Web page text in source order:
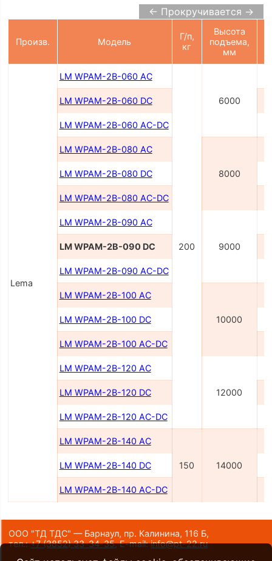
← Прокручивается →
Произв. Модель
Г/п,
кг
Высота
подъема,
мм
Lema
LM WPAM-2B-060 AC
200
6000
LM WPAM-2B-060 DC
LM WPAM-2B-060 AC-DC
LM WPAM-2В-080 AC
8000
LM WPAM-2B-080 DC
LM WPAM-2B-080 AC-DC
LM WPAM-2В-090 AC
9000
LM WPAM-2B-090 DC
LM WPAM-2B-090 AC-DC
LM WPAM-2B-100 AC
10000
LM WPAM-2B-100 DC
LM WPAM-2B-100 AC-DC
LM WPAM-2B-120 AC
12000
LM WPAM-2B-120 DC
LM WPAM-2B-120 AC-DC
LM WPAM-2B-140 AC
150 14000
LM WPAM-2B-140 DC
LM WPAM-2B-140 AC-DC
ООО "ТД ТДС" — Барнаул, пр. Калинина, 116 Б,
тел.:+7 (3852) 33-34-35,E-mail:info@pt-22.ru